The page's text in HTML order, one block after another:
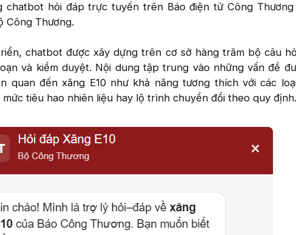
chatbot hỏi đáp trực tuyến trên Báo điện tử Công Thương
Công Thương.
chatbot được xây dựng trên cơ sở hàng trăm bộ câu
và kiểm duyệt. Nội dung tập trung vào những vấn đề
quan đến xăng E10 như khả năng tương thích với các
tiêu hao nhiên liệu hay lộ trình chuyển đổi theo quy định.